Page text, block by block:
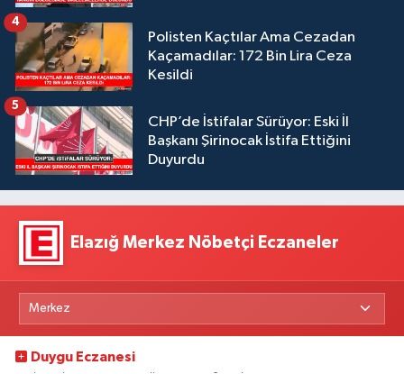
Polisten Kaçtılar Ama Cezadan
Kaçamadılar: 172 Bin Lira Ceza
Kesildi
4
CHP’de İstifalar Sürüyor: Eski İl
Başkanı Şirinocak İstifa Ettiğini
Duyurdu
5
Elazığ Merkez Nöbetçi Eczaneler
Duygu Eczanesi